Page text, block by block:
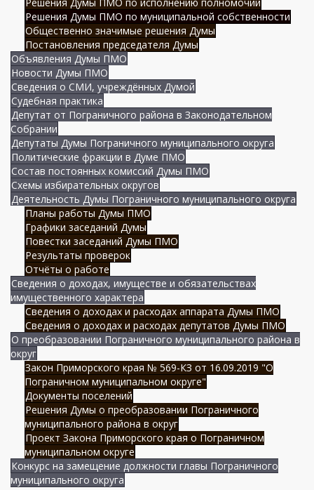
Решения Думы ПМО по муниципальной собственности
Общественно значимые решения Думы
Постановления председателя Думы
Объявления Думы ПМО
Новости Думы ПМО
Сведения о СМИ, учреждённых Думой
Судебная практика
Депутат от Пограничного района в Законодательном
Собрании
Депутаты Думы Пограничного муниципального округа
Политические фракции в Думе ПМО
Состав постоянных комиссий Думы ПМО
Схемы избирательных округов
Деятельность Думы Пограничного муниципального округа
Планы работы Думы ПМО
Графики заседаний Думы
Повестки заседаний Думы ПМО
Результаты проверок
Отчёты о работе
Сведения о доходах, имуществе и обязательствах
имущественного характера
Сведения о доходах и расходах аппарата Думы ПМО
Сведения о доходах и расходах депутатов Думы ПМО
О преобразовании Пограничного муниципального района в
округ
Закон Приморского края № 569-КЗ от 16.09.2019 "О
Пограничном муниципальном округе"
Документы поселений
Решения Думы о преобразовании Пограничного
муниципального района в округ
Проект Закона Приморского края о Пограничном
муниципальном округе
Конкурс на замещение должности главы Пограничного
муниципального округа